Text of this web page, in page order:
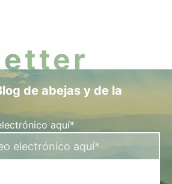
de abejas y de la
aquí*